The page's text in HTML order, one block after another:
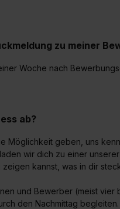
zu meiner
Woche nach
ab?
Möglichkeit geben, uns
wir dich zu einer
kannst, was in dir
und Bewerber (meist
den Nachmittag